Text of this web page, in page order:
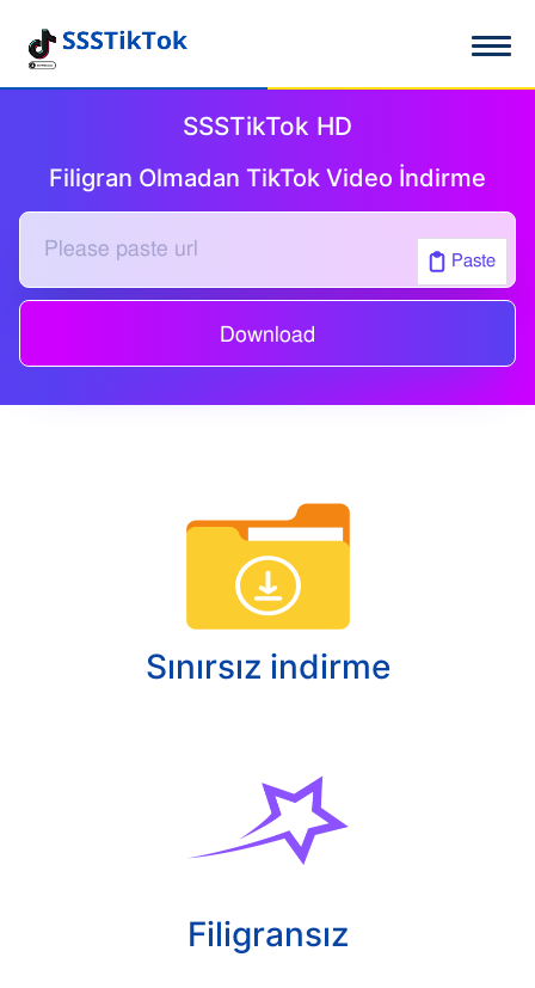
SSSTikTok HD
Filigran Olmadan TikTok Video İndirme
Paste
Download
Sınırsız indirme
Filigransız